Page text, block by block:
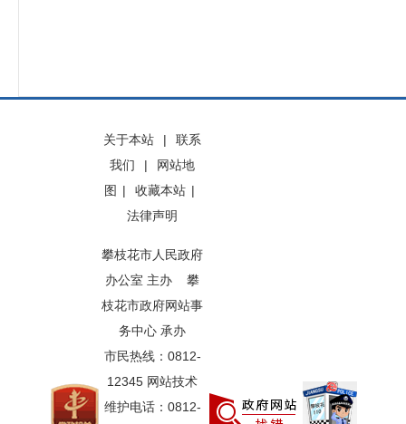
关于本站 |
联系
我们
|
网站地
图 | 收藏本站 |
法律声明
攀枝花市人民政府
办公室 主办 攀
枝花市政府网站事
务中心 承办
市民热线：0812-
12345 网站技术
维护电话：0812-